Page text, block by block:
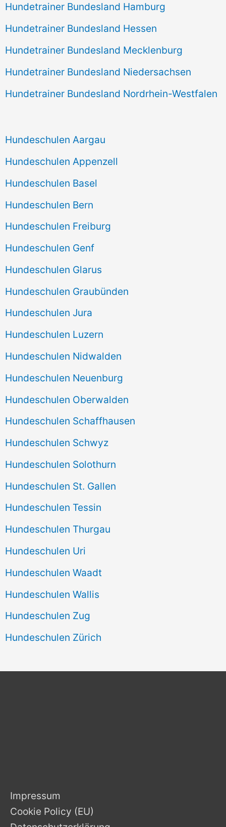
Hundetrainer Bundesland Hamburg
Hundetrainer Bundesland Hessen
Hundetrainer Bundesland Mecklenburg
Hundetrainer Bundesland Niedersachsen
Hundetrainer Bundesland Nordrhein-Westfalen
Hundeschulen Aargau
Hundeschulen Appenzell
Hundeschulen Basel
Hundeschulen Bern
Hundeschulen Freiburg
Hundeschulen Genf
Hundeschulen Glarus
Hundeschulen Graubünden
Hundeschulen Jura
Hundeschulen Luzern
Hundeschulen Nidwalden
Hundeschulen Neuenburg
Hundeschulen Oberwalden
Hundeschulen Schaffhausen
Hundeschulen Schwyz
Hundeschulen Solothurn
Hundeschulen St. Gallen
Hundeschulen Tessin
Hundeschulen Thurgau
Hundeschulen Uri
Hundeschulen Waadt
Hundeschulen Wallis
Hundeschulen Zug
Hundeschulen Zürich
Impressum
Cookie Policy (EU)